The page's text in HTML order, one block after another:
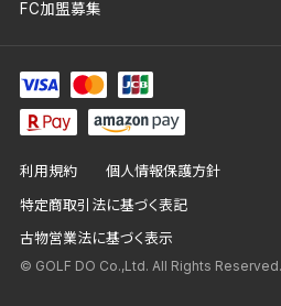
FC加盟募集
利用規約 個人情報保護方針
特定商取引法に基づく表記
古物営業法に基づく表示
© GOLF DO Co.,Ltd. All Rights Reserved.